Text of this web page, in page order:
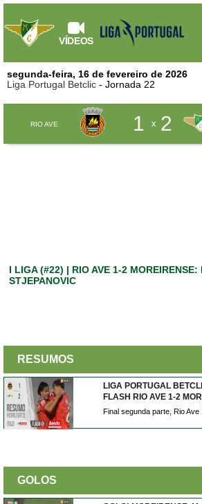
VÍDEOS
segunda-feira, 16 de fevereiro de 2026
Liga Portugal Betclic - Jornada 22
RIO AVE 1 x 2
I LIGA (#22) | RIO AVE 1-2
STJEPANOVIC
RESUMOS
LIGA PORTUGAL
FLASH RIO AVE 1-2
Final segunda parte, Rio Ave
GOLOS